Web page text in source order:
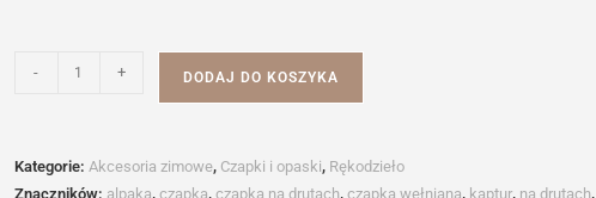
- + DODAJ DO KOSZYKA
Kategorie: Akcesoria zimowe, Czapki i opaski, Rękodzieło
Znaczników: alpaka, czapka, czapka na drutach, czapka wełniana, kaptur, na drutach,